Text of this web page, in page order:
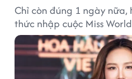
Chỉ còn đúng 1 ngày nữa,
thức nhập cuộc Miss